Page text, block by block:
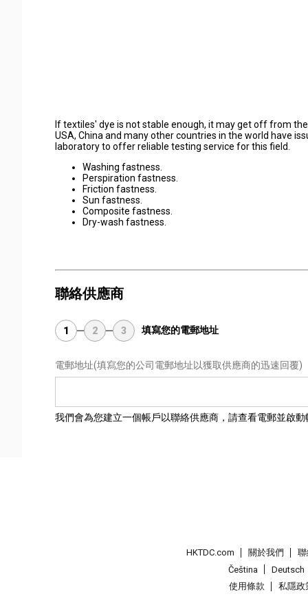
If textiles' dye is not stable enough, it may get off from
USA, China and many other countries in the world have
laboratory to offer reliable testing service for this field.
Washing fastness.
Perspiration fastness.
Friction fastness.
Sun fastness.
Composite fastness.
Dry-wash fastness.
聯絡供應商
1 2 3 填寫您的電郵地址
電郵地址(填寫您的公司電郵地址以獲取供應商的迅速回覆)
我們會為您建立一個帳戶以聯絡供應商，請查看電郵並啟動
HKTDC.com 關於我們
Čeština
Deutsch
使用條款
私隱政